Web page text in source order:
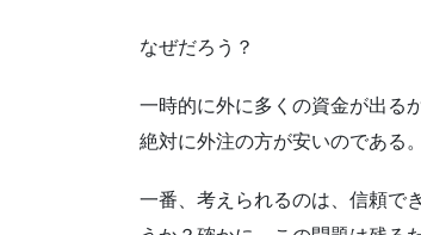
なぜだろう？
一時的に外に多くの資金が出る
絶対に外注の方が安いのである
一番、考えられるのは、信頼で